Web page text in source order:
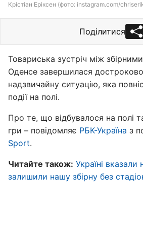
Крістіан Еріксен (фото: instagram.com/
Поділитися
Товариська зустріч між
Оденсе завершилася
надзвичайну ситуацію, яка
події на полі.
Про те, що відбувалося на полі
гри – повідомляє РБК-Україна з
Sport.
Читайте також: Україні вказали
залишили нашу збірну без